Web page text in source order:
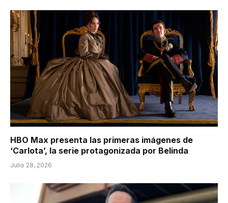
HBO Max presenta las primeras imágenes de
‘Carlota’, la serie protagonizada por Belinda
Julio 28, 2026